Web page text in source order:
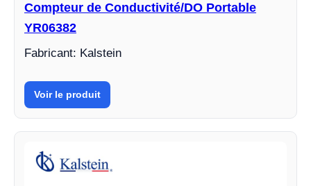
Compteur de Conductivité/DO Portable
YR06382
Fabricant: Kalstein
Voir le produit